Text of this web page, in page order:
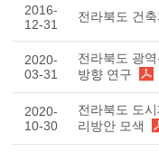
2016-
12-31
전라북도 건
2020-
03-31
전라북도 광
방향 연구
2020-
10-30
전라북도 도
리방안 모색